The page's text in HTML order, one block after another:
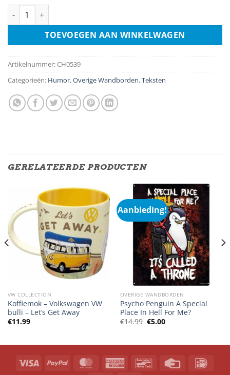
Let Op Genie Aan Het Werk aantal
TOEVOEGEN AAN WINKELWAGEN
Artikelnummer:CH0539
Categorieën: Humor,Overige Wandborden,Teksten
GERELATEERDE PRODUCTEN
VW COLLECTION
Koffiemok – Volkswagen VW
bulli – Let’s Get Away
€11.99
Aanbieding!
OVERIGE WANDBORDEN
Psycho Penguin A Special
Place In Hell For Me?
€14.99 Oorspronkelijke
prijs
€5.00Huidige
prijs